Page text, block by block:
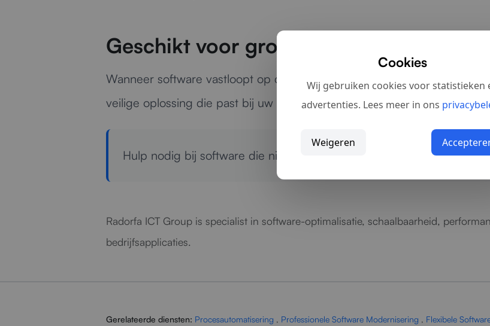
Geschikt voor groeiende organisaties
Wanneer software vastloopt op capaciteit, onderhoud of
veilige oplossing die past bij uw ambities.
Hulp nodig bij software die niet schaalbaar is? Neem contact opvoor
Radorfa ICT Group is specialist in software-optimalisatie, schaalbaarheid,
bedrijfsapplicaties.
Gerelateerde diensten: Procesautomatisering , Professionele Software Modernisering , Flexibele
Cookies
Wij gebruiken cookies voor statistieken
advertenties. Lees meer in ons
Weigeren